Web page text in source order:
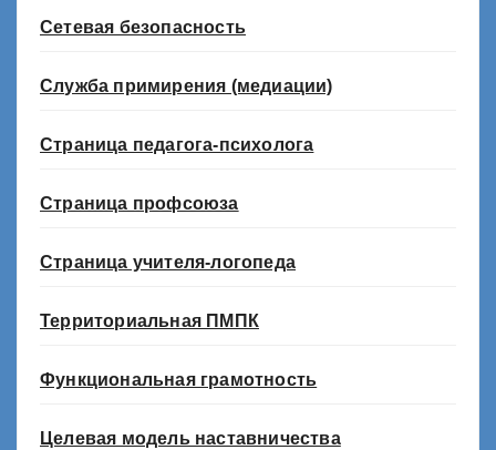
Сетевая безопасность
Служба примирения (медиации)
Страница педагога-психолога
Страница профсоюза
Страница учителя-логопеда
Территориальная ПМПК
Функциональная грамотность
Целевая модель наставничества